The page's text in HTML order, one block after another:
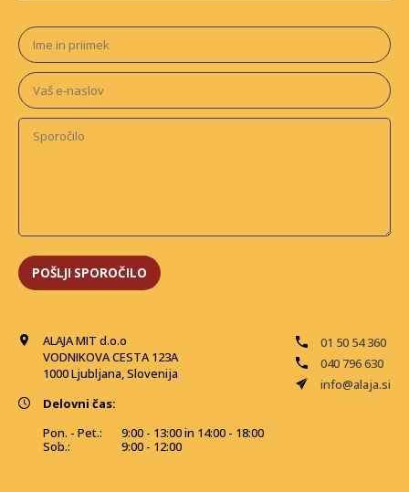
ALAJA MIT d.o.o
VODNIKOVA CESTA 123A
1000 Ljubljana, Slovenija
01 50 54 360
040 796 630
info@alaja.si
Delovni čas:
Pon. - Pet.:
Sob.:
9:00 - 13:00 in 14:00 - 18:00
9:00 - 12:00